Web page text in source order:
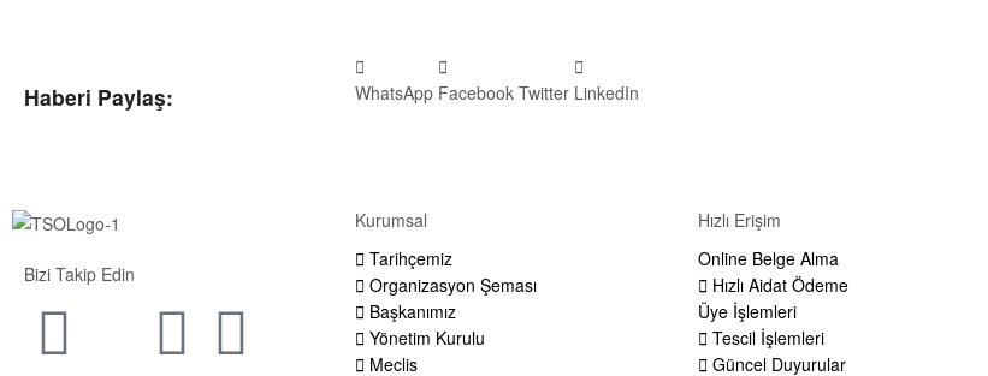
Haberi Paylaş: WhatsApp Facebook Twitter LinkedIn
Bizi Takip Edin
Kurumsal
Tarihçemiz
Organizasyon Şeması
Başkanımız
Yönetim Kurulu
Meclis
Hızlı Erişim
Online Belge Alma
Hızlı Aidat Ödeme
Üye İşlemleri
Tescil İşlemleri
Güncel Duyurular